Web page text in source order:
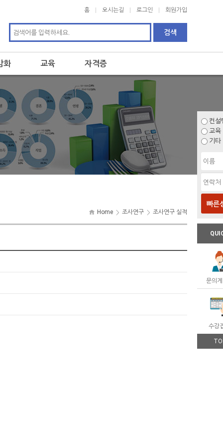
홈 오시는길 로그인 회원가입
화 교육 자격증
Home 조사연구 조사연구 실적
컨설
교육
기타
빠른
문의
수강